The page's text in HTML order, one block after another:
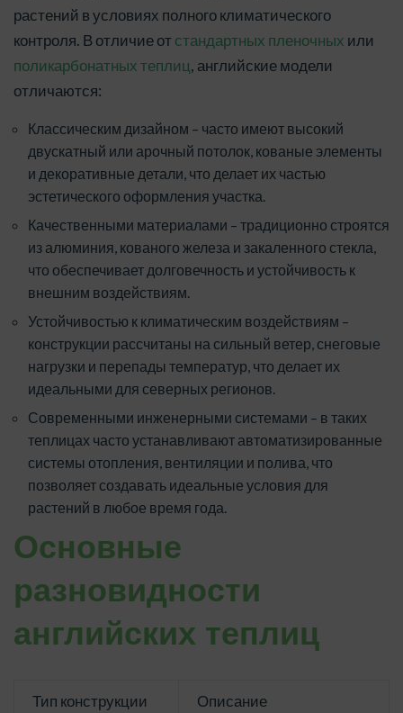
растений в условиях полного климатического
контроля. В отличие отстандартных пленочных или
поликарбонатных теплиц, английские модели
отличаются:
Классическим дизайном – часто имеют высокий
двускатный или арочный потолок, кованые элементы
и декоративные детали, что делает их частью
эстетического оформления участка.
Качественными материалами – традиционно строятся
из алюминия, кованого железа и закаленного стекла,
что обеспечивает долговечность и устойчивость к
внешним воздействиям.
Устойчивостью к климатическим воздействиям –
конструкции рассчитаны на сильный ветер, снеговые
нагрузки и перепады температур, что делает их
идеальными для северных регионов.
Современными инженерными системами – в таких
теплицах часто устанавливают автоматизированные
системы отопления, вентиляции и полива, что
позволяет создавать идеальные условия для
растений в любое время года.
Основные
разновидности
английских теплиц
Тип конструкции Описание